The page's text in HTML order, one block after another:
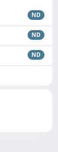
ND
ND
ND